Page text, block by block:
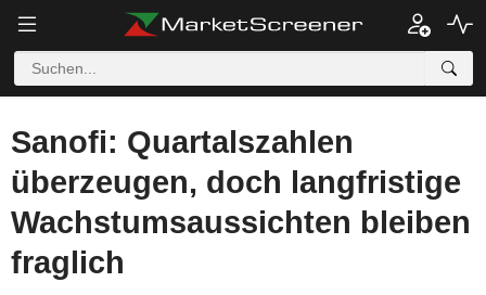
Sanofi: Quartalszahlen
überzeugen, doch langfristige
Wachstumsaussichten bleiben
fraglich